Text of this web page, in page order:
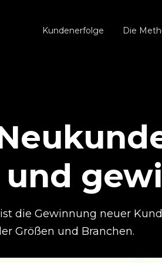
Kundenerfolge Die
die Gewinnung neuer
Größen und Branchen.